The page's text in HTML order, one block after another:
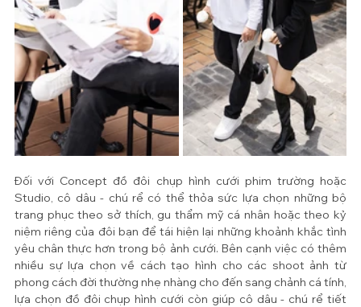
Đối với Concept đồ đôi chụp hình cưới phim trường hoặc
Studio, cô dâu - chú rể có thể thỏa sức lựa chọn những bộ
trang phục theo sở thích, gu thẩm mỹ cá nhân hoặc theo kỷ
niệm riêng của đôi bạn để tái hiện lại những khoảnh khắc tình
yêu chân thực hơn trong bộ ảnh cưới. Bên cạnh việc có thêm
nhiều sự lựa chọn về cách tạo hình cho các shoot ảnh từ
phong cách đời thường nhẹ nhàng cho đến sang chảnh cá tính,
lựa chọn đồ đôi chụp hình cưới còn giúp cô dâu - chú rể tiết